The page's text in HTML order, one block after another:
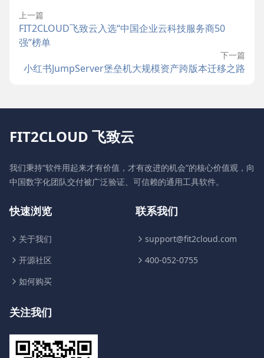
上一篇
FIT2CLOUD飞致云入选“中国企业云科技服务商50
强”榜单
下一篇
小红书JumpServer堡垒机大规模资产跨版本迁移之路
FIT2CLOUD 飞致云
我们秉持“软件用起来才有价值，才有改进的机会”的核心价值观，向
中国数字化团队交付被广泛验证、可信赖的通用工具软件。
快速浏览
关于我们
开源社区
如何购买
联系我们
support@fit2cloud.com
400-052-0755
关注我们